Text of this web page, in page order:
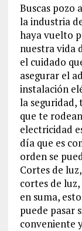
Buscas pozo
la industria
haya vuelto
nuestra vida
el cuidado
asegurar el
instalación
la seguridad,
que te
electricidad
día que es
orden se
Cortes de
cortes de
en suma,
puede pasar
conveniente